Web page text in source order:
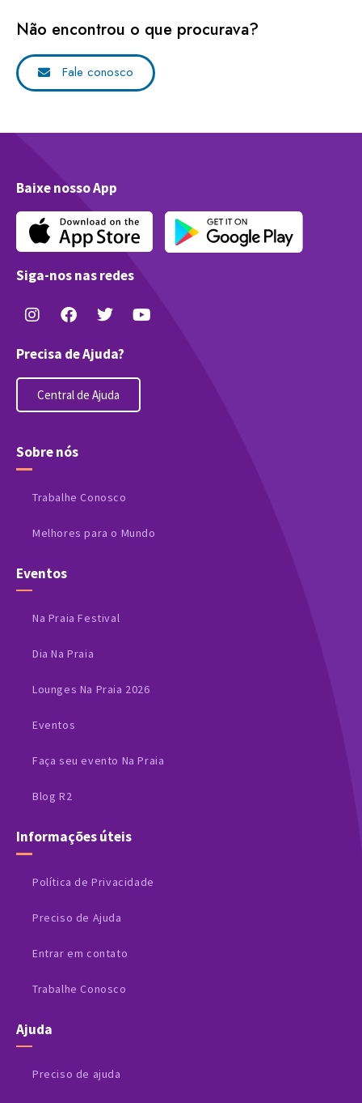
Não encontrou o que procurava?
Fale conosco
Baixe nosso App
Siga-nos nas redes
Precisa de Ajuda?
Central de Ajuda
Sobre nós
Trabalhe Conosco
Melhores para o Mundo
Eventos
Na Praia Festival
Dia Na Praia
Lounges Na Praia 2026
Eventos
Faça seu evento Na Praia
Blog R2
Informações úteis
Política de Privacidade
Preciso de Ajuda
Entrar em contato
Trabalhe Conosco
Ajuda
Preciso de ajuda